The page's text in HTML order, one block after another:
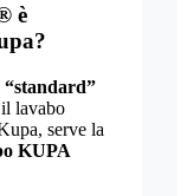
è
lavabo
serve la
KUPA